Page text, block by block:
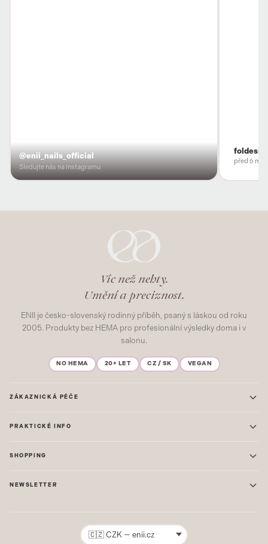
@enii_nails_official
Sledujte nás na Instagramu
před 6
Víc než nehty.
Umění a preciznost.
ENII je česko-slovenský rodinný příběh, psaný s láskou od roku
2005. Produkty bez HEMA pro profesionální výsledky doma i v
salonu.
NO HEMA 20+ LET CZ / SK VEGAN
ZÁKAZNICKÁ PÉČE
Časté dotazy
Mapa stránek
PRAKTICKÉ INFO
Prodejna: Uherské Hradiště
Ochrana osobních údajů
SHOPPING
GEL LAKY
NEWSLETTER